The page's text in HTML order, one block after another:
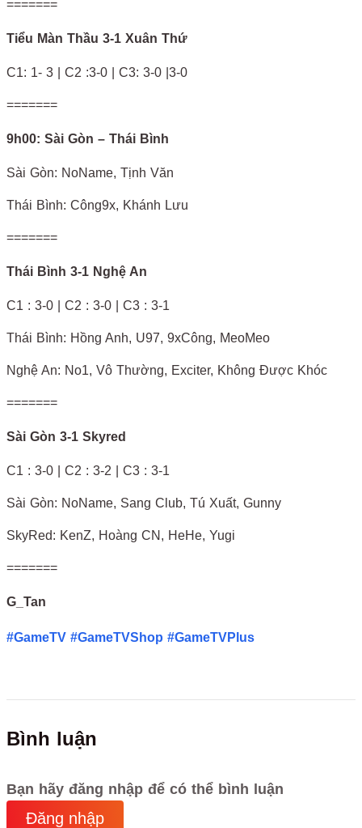
=======
Tiểu Màn Thầu 3-1 Xuân Thứ
C1: 1- 3 | C2 :3-0 | C3: 3-0 |3-0
=======
9h00: Sài Gòn – Thái Bình
Sài Gòn: NoName, Tịnh Văn
Thái Bình: Công9x, Khánh Lưu
=======
Thái Bình 3-1 Nghệ An
C1 : 3-0 | C2 : 3-0 | C3 : 3-1
Thái Bình: Hồng Anh, U97, 9xCông, MeoMeo
Nghệ An: No1, Vô Thường, Exciter, Không Được Khóc
=======
Sài Gòn 3-1 Skyred
C1 : 3-0 | C2 : 3-2 | C3 : 3-1
Sài Gòn: NoName, Sang Club, Tú Xuất, Gunny
SkyRed: KenZ, Hoàng CN, HeHe, Yugi
=======
G_Tan
#GameTV #GameTVShop #GameTVPlus
Bình luận
Bạn hãy đăng nhập để có thể bình luận
Đăng nhập